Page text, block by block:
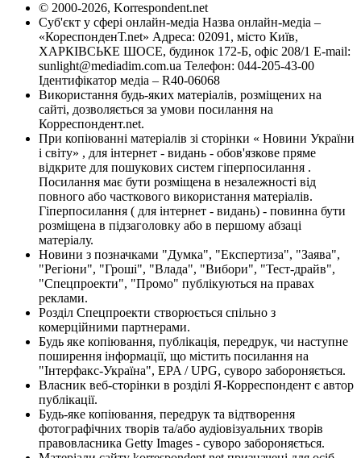
© 2000-2026, Korrespondent.net
Суб'єкт у сфері онлайн-медіа Назва онлайн-медіа –
«КореспонденТ.net» Адреса: 02091, місто Київ,
ХАРКІВСЬКЕ ШОСЕ, будинок 172-Б, офіс 208/1 E-mail:
sunlight@mediadim.com.ua Телефон: 044-205-43-00
Ідентифікатор медіа – R40-06068
Використання будь-яких матеріалів, розміщених на
сайті, дозволяється за умови посилання на
Корреспондент.net.
При копіюванні матеріалів зі сторінки « Новини України
і світу» , для інтернет - видань - обов'язкове пряме
відкрите для пошукових систем гіперпосилання .
Посилання має бути розміщена в незалежності від
повного або часткового використання матеріалів.
Гіперпосилання ( для інтернет - видань) - повинна бути
розміщена в підзаголовку або в першому абзаці
матеріалу.
Новини з позначками "Думка", "Експертиза", "Заява",
"Регіони", "Гроші", "Влада", "Вибори", "Тест-драйв",
"Спецпроекти", "Промо" публікуються на правах
реклами.
Розділ Спецпроекти створюється спільно з
комерційними партнерами.
Будь яке копіювання, публікація, передрук, чи наступне
поширення інформації, що містить посилання на
"Інтерфакс-Україна", EPA / UPG, суворо забороняється.
Власник веб-сторінки в розділі Я-Корреспондент є автор
публікації.
Будь-яке копіювання, передрук та відтворення
фотографічних творів та/або аудіовізуальних творів
правовласника Getty Images - суворо забороняється.